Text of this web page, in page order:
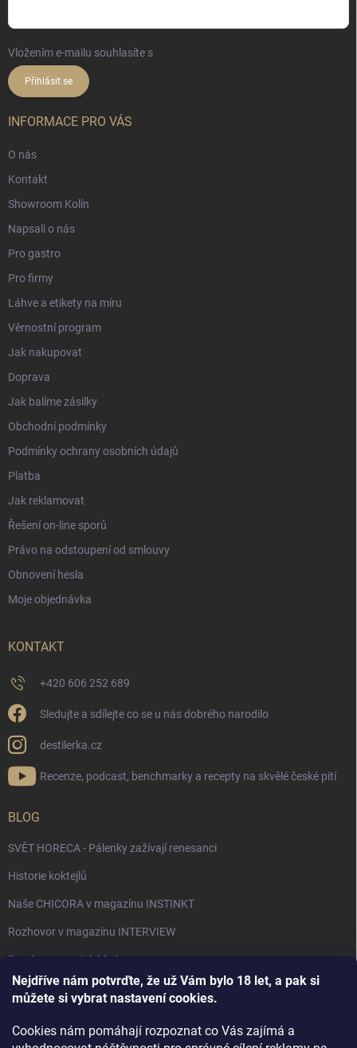
Nejdříve nám potvrďte, že už Vám bylo 18 let, a pak si
můžete si vybrat nastavení cookies.
Cookies nám pomáhají rozpoznat co Vás zajímá a
Vložením e-mailu souhlasíte s
Přihlásit se
INFORMACE PRO VÁS
O nás
Kontakt
Showroom Kolín
Napsali o nás
Pro gastro
Pro firmy
Láhve a etikety na míru
Věrnostní program
Jak nakupovat
Doprava
Jak balíme zásilky
Obchodní podmínky
Podmínky ochrany osobních údajů
Platba
Jak reklamovat
Řešení on-line sporů
Právo na odstoupení od smlouvy
Obnovení hesla
Moje objednávka
KONTAKT
+420 606 252 689
Sledujte a sdílejte co se u nás dobrého narodilo
destilerka.cz
Recenze, podcast, benchmarky a recepty na skvělé české pití
BLOG
SVĚT HORECA - Pálenky zažívají renesanci
Historie koktejlů
Naše CHICORA v magazínu INSTINKT
Rozhovor v magazínu INTERVIEW
Bourbon, americká krása.
Napsali v TÝDNU o naší práci
Rozhovor s DESTILERKA.CZ v magazínu DRINKING-CAT